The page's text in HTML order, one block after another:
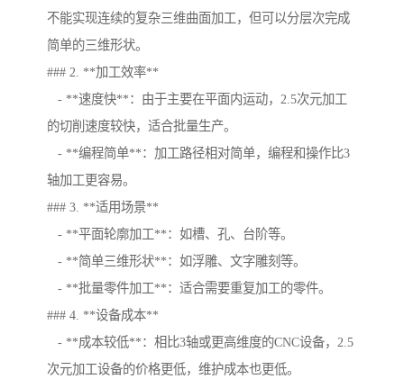
不能实现连续的复杂三维曲面加工，但可以分层次完成
简单的三维形状。
### 2. **加工效率**
- **速度快**：由于主要在平面内运动，2.5次元加工
的切削速度较快，适合批量生产。
- **编程简单**：加工路径相对简单，编程和操作比3
轴加工更容易。
### 3. **适用场景**
- **平面轮廓加工**：如槽、孔、台阶等。
- **简单三维形状**：如浮雕、文字雕刻等。
- **批量零件加工**：适合需要重复加工的零件。
### 4. **设备成本**
- **成本较低**：相比3轴或更高维度的CNC设备，2.5
次元加工设备的价格更低，维护成本也更低。